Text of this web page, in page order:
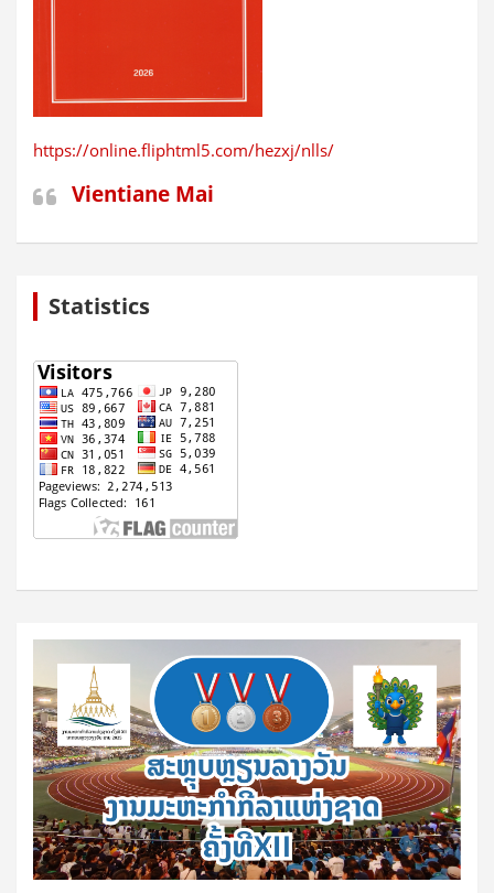
https://online.fliphtml5.com/hezxj/nlls/
Vientiane Mai
Statistics